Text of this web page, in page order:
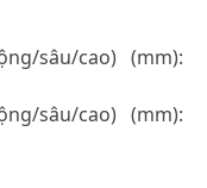
sâu/cao) (mm):
sâu/cao) (mm):